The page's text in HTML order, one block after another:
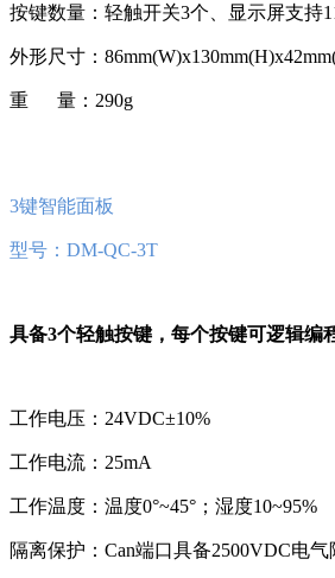
按键数量：轻触开关3个、显示屏支持
外形尺寸：
重 量：290g
3键智能面板
型号：DM-QC-3T
具备3个轻触按键，每个按键可逻辑编
工作电压：24VDC±10%
工作电流：25mA
工作温度：温度0°~45°；湿度10~95%
隔离保护：Can端口具备2500VDC电气